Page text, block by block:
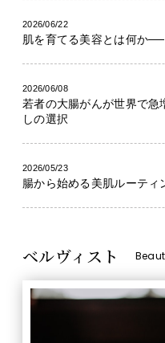
2026/06/22
肌を育てる美容とは何か
2026/06/08
若者の大腸がんが世界で
しの選択
2026/05/23
腸から始める美肌ルーティ
ベルヴィスト